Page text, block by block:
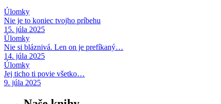
Úlomky
Nie je to koniec tvojho príbehu
15. júla 2025
Úlomky
Nie si bláznivá. Len on je prefíkaný…
14. júla 2025
Úlomky
Jej ticho ti povie všetko…
9. júla 2025